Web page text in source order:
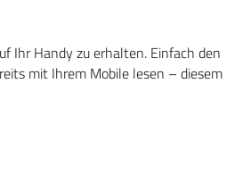
Ihr Handy zu erhalten. Einfach den
mit Ihrem Mobile lesen – diesem